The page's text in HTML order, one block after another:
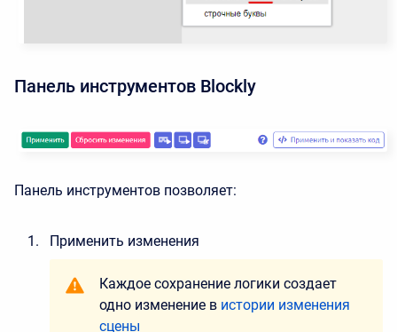
Панель инструментов Blockly
Панель инструментов позволяет:
Применить изменения
Каждое сохранение логики создает
одно изменение в истории изменения
сцены